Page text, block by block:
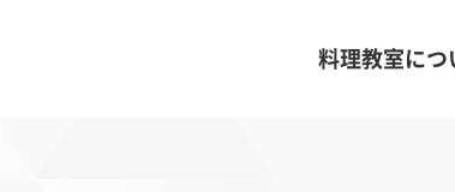
料理教室につ